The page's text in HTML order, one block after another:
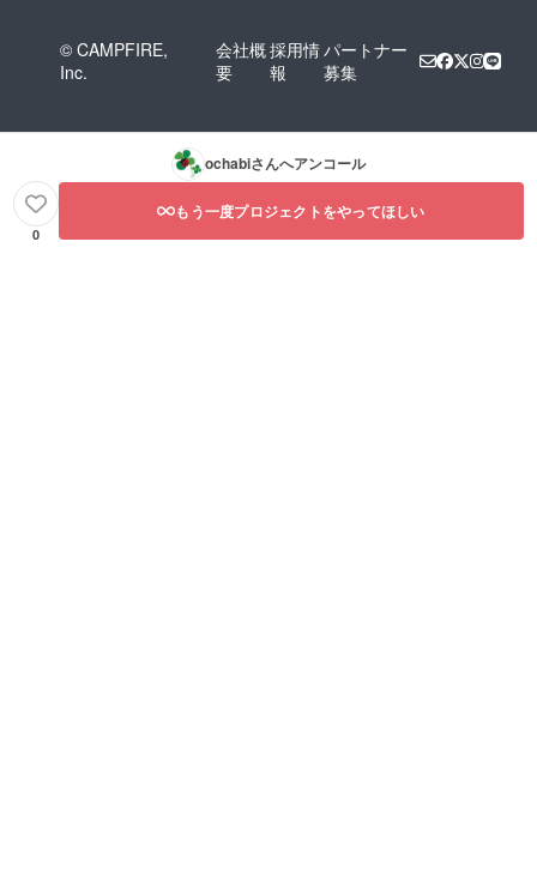
© CAMPFIRE,
Inc.
会社概
要
採用情
報
パートナー
募集
ochabiさんへアンコール
0
もう一度プロジェクトをやってほしい